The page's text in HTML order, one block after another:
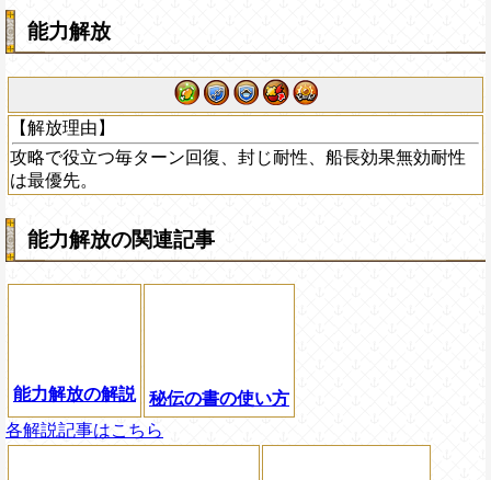
能力解放
【解放理由】
攻略で役立つ毎ターン回復、封じ耐性、船長効果無効耐性
は最優先。
能力解放の関連記事
能力解放の解説
秘伝の書の使い方
各解説記事はこちら